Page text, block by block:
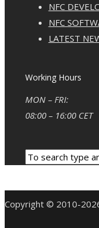
NFC
NFC
LATEST
Working Hours
MON – FRI:
08:00 – 16:00 CET
Copyright © 2010-